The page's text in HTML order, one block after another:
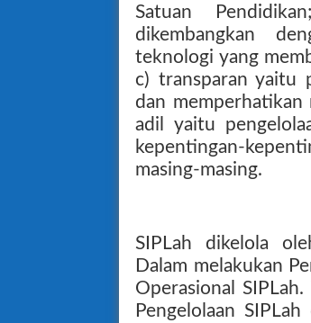
Satuan
dikembangkan
teknologi yang
c) transparan yaitu
dan memperhatikan
adil yaitu
kepentingan-
masing-masing.
SIPLah dikelola
Dalam melakukan
Operasional
Pengelolaan